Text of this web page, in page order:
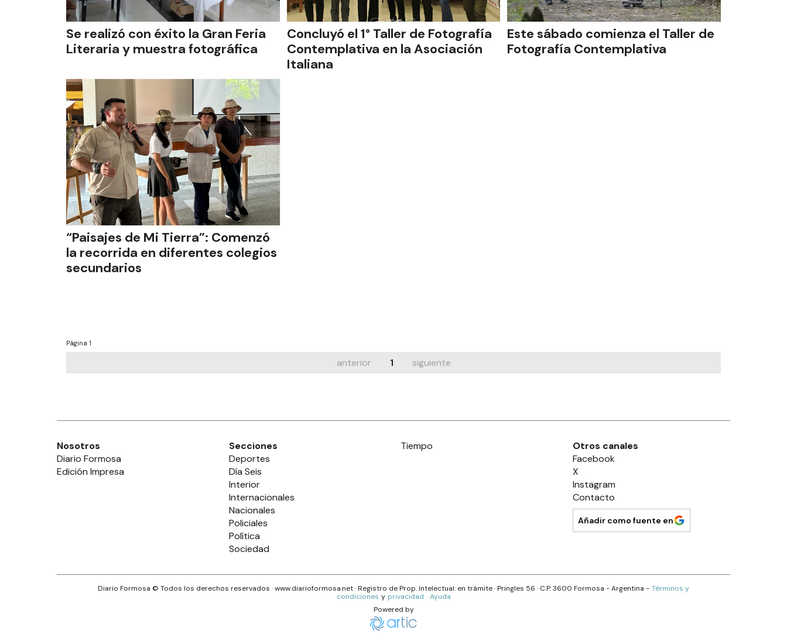
Se realizó con éxito la Gran Feria
Literaria y muestra fotográfica
Concluyó el 1° Taller de Fotografía
Contemplativa en la Asociación
Italiana
Este sábado comienza el Taller de
Fotografía Contemplativa
“Paisajes de Mi Tierra”: Comenzó
la recorrida en diferentes colegios
secundarios
Página 1
anterior 1 siguiente
Nosotros
Diario Formosa
Edición Impresa
Secciones
Deportes
Día Seis
Interior
Internacionales
Nacionales
Policiales
Política
Sociedad
Tiempo
Otros canales
Facebook
X
Instagram
Contacto
Añadir como fuente en
Diario Formosa © Todos los derechos reservados · www.diarioformosa.net· Registro de Prop. Intelectual: en trámite ·Pringles 56 · C.P.3600 Formosa - Argentina - Términos y
condiciones y privacidad · Ayuda
Powered by